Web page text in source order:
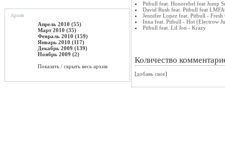
Архив
Апрель 2010 (55)
Март 2010 (35)
Февраль 2010 (159)
Январь 2010 (117)
Декабрь 2009 (139)
Ноябрь 2009 (2)
Показать / скрыть весь архив
Pitbull feat. Honorebel feat Jump
David Rush feat. Pitbull feat
Jennifer Lopez feat. Pitbull - Fresh
Inna feat. Pitbull - Hot (Electrow
Pitbull feat. Lil Jon - Krazy
Количество
[добавь свое]